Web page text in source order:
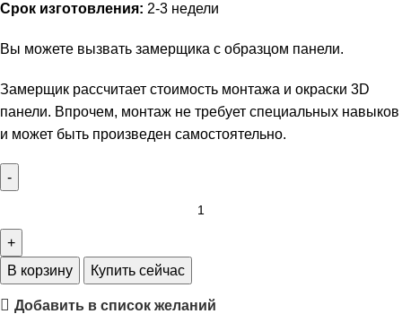
Срок изготовления: 2-3 недели
Вы можете вызвать замерщика с образцом панели.
Замерщик рассчитает стоимость монтажа и окраски 3D
панели. Впрочем, монтаж не требует специальных навыков
и может быть произведен самостоятельно.
В корзину Купить сейчас
Добавить в список желаний